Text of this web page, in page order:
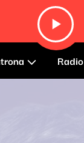
Radio